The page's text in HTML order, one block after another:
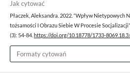
Jak cytować
Płaczek, Aleksandra. 2022. “Wpływ Nietypowych
tożsamości I Obrazu Siebie W Procesie Socjalizacji”.
(3): 54-84. https://doi.org/10.18778/1733-
Formaty cytowań